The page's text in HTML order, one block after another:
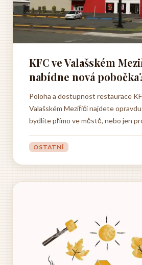
KFC ve Valašském
nabídne nová
Poloha a dostupnost restaurace
Valašském Meziříčí najdete
bydlíte přímo ve městě, nebo jen
autem i autobusem, což v dnešní
OSTATNÍ